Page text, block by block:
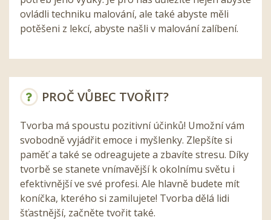
ovládli techniku malování, ale také abyste měli
potěšeni z lekcí, abyste našli v malování zalíbení.
PROČ VŮBEC TVOŘIT?
Tvorba má spoustu pozitivní účinků! Umožní vám
svobodně vyjádřit emoce i myšlenky. Zlepšíte si
paměť a také se odreagujete a zbavíte stresu. Díky
tvorbě se stanete vnímavější k okolnímu světu i
efektivnější ve své profesi. Ale hlavně budete mít
koníčka, kterého si zamilujete! Tvorba dělá lidi
šťastnější, začněte tvořit také.